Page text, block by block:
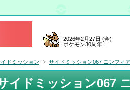
イドミッション067
2026年2月27日 (金)
ポケモン30周年！
イドミッション サイドミッション067 ニンフィ